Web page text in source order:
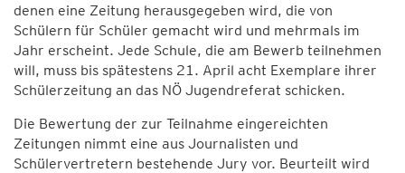
denen eine Zeitung herausgegeben wird, die von
Schülern für Schüler gemacht wird und mehrmals im
Jahr erscheint. Jede Schule, die am Bewerb teilnehmen
will, muss bis spätestens 21. April acht Exemplare ihrer
Schülerzeitung an das NÖ Jugendreferat schicken.
Die Bewertung der zur Teilnahme eingereichten
Zeitungen nimmt eine aus Journalisten und
Schülervertretern bestehende Jury vor. Beurteilt wird